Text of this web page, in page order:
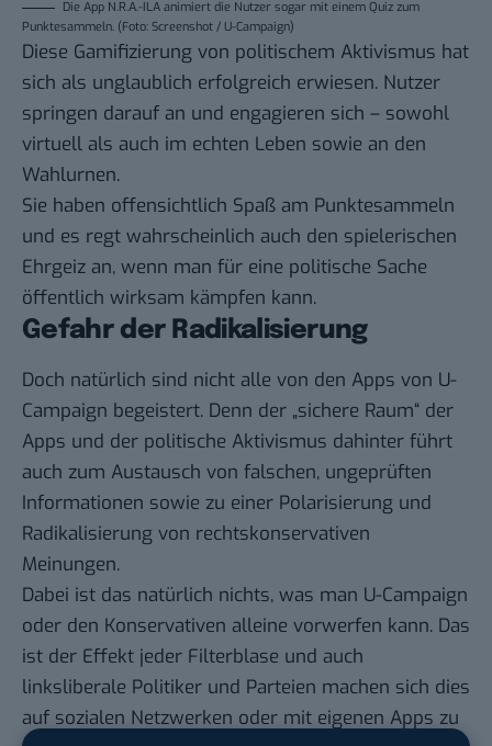
Die App N.R.A.-ILA animiert die Nutzer sogar mit einem Quiz zum
Punktesammeln. (Foto: Screenshot / U-Campaign)
Diese Gamifizierung von politischem Aktivismus hat
sich als unglaublich erfolgreich erwiesen. Nutzer
springen darauf an und engagieren sich – sowohl
virtuell als auch im echten Leben sowie an den
Wahlurnen.
Sie haben offensichtlich Spaß am Punktesammeln
und es regt wahrscheinlich auch den spielerischen
Ehrgeiz an, wenn man für eine politische Sache
öffentlich wirksam kämpfen kann.
Gefahr der Radikalisierung
Doch natürlich sind nicht alle von den Apps von U-
Campaign begeistert. Denn der „sichere Raum“ der
Apps und der politische Aktivismus dahinter führt
auch zum Austausch von falschen, ungeprüften
Informationen sowie zu einer Polarisierung und
Radikalisierung von rechtskonservativen
Meinungen.
Dabei ist das natürlich nichts, was man U-Campaign
oder den Konservativen alleine vorwerfen kann. Das
ist der Effekt jeder Filterblase und auch
linksliberale Politiker und Parteien machen sich dies
auf sozialen Netzwerken oder mit eigenen Apps zu